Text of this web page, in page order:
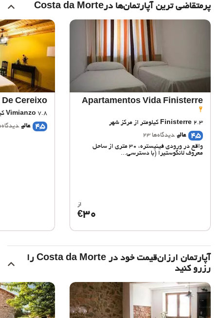
پرمتقاضی ترین آپارتمان‌‌ها درCosta da Morte
Apartamentos Vida Finisterre
Finisterre 2.3 کیلومتر از مرکز شهر
4,5 عالی دیدگاه‌ها 23
واقع در ورودی فینیستره، 30 متری از ساحل
معروف لانگوستیرا (با دسترسی...
از
€30
De Cereixo
Vimianzo 7.8 کیلومتر از مرکز شهر
4,5 عالی
آپارتمان ارزان‌قیمت خود در Costa da Morte را
رزرو کنید